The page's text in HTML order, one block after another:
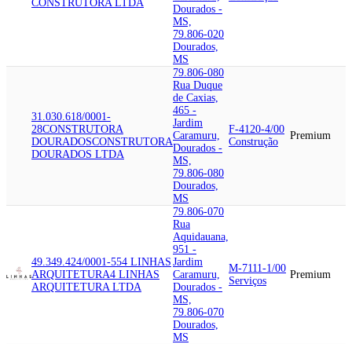
CONSTRUTORA LTDA
Dourados -
MS,
79.806-020
Dourados,
MS
31.030.618/0001-
28CONSTRUTORA
DOURADOSCONSTRUTORA
DOURADOS LTDA
79.806-080
Rua Duque
de Caxias,
465 -
Jardim
Caramuru,
Dourados -
MS,
79.806-080
Dourados,
MS
F-4120-4/00
Construção
Premium
49.349.424/0001-554 LINHAS
ARQUITETURA4 LINHAS
ARQUITETURA LTDA
79.806-070
Rua
Aquidauana,
951 -
Jardim
Caramuru,
Dourados -
MS,
79.806-070
Dourados,
MS
M-7111-1/00
Serviços
Premium